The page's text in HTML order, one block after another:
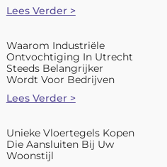
Lees Verder >
Waarom Industriële
Ontvochtiging In Utrecht
Steeds Belangrijker
Wordt Voor Bedrijven
Lees Verder >
Unieke Vloertegels Kopen
Die Aansluiten Bij Uw
Woonstijl